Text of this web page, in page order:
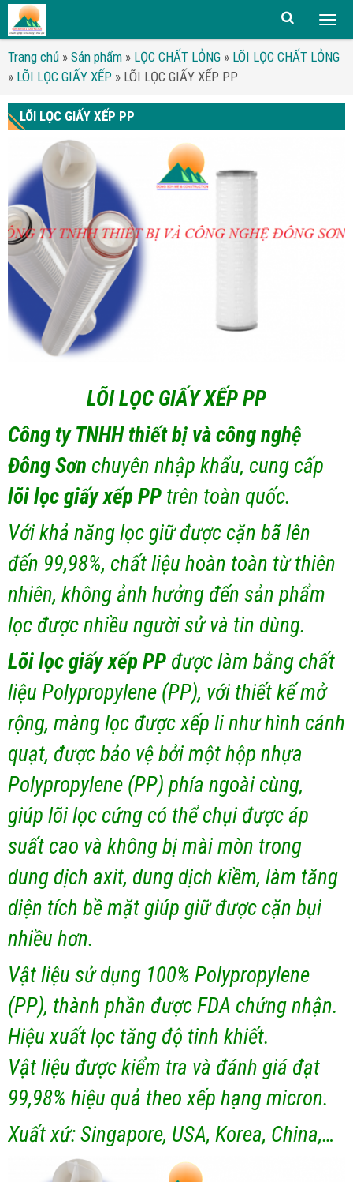
Trang chủ » Sản phẩm » LỌC CHẤT LỎNG » LÕI LỌC CHẤT LỎNG
» LÕI LỌC GIẤY XẾP » LÕI LỌC GIẤY XẾP PP
LÕI LỌC GIẤY XẾP PP
LÕI LỌC GIẤY XẾP PP
Công ty TNHH thiết bị và công nghệ
Đông Sơn chuyên nhập khẩu, cung cấp
lõi lọc giấy xếp PP trên toàn quốc.
Với khả năng lọc giữ được cặn bã lên
đến 99,98%, chất liệu hoàn toàn từ thiên
nhiên, không ảnh hưởng đến sản phẩm
lọc được nhiều người sử và tin dùng.
Lõi lọc giấy xếp PP được làm bằng chất
liệu Polypropylene (PP), với thiết kế mở
rộng, màng lọc được xếp li như hình cánh
quạt, được bảo vệ bởi một hộp nhựa
Polypropylene (PP) phía ngoài cùng,
giúp lõi lọc cứng có thể chụi được áp
suất cao và không bị mài mòn trong
dung dịch axit, dung dịch kiềm, làm tăng
diện tích bề mặt giúp giữ được cặn bụi
nhiều hơn.
Vật liệu sử dụng 100% Polypropylene
(PP), thành phần được FDA chứng nhận.
Hiệu xuất lọc tăng độ tinh khiết.
Vật liệu được kiểm tra và đánh giá đạt
99,98% hiệu quả theo xếp hạng micron.
Xuất xứ: Singapore, USA, Korea, China,…